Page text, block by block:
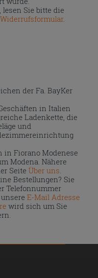
Sie bitte die
.
der Fa. BayKer
in Italien
Ladenkette, die
und
Fiorano Modenese
Modena. Nähere
Seite Über uns
Bestellungen? Sie
Telefonnummer
unsereE-Mail Adresse
wird sich um Sie